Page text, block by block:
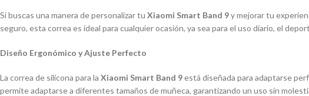
Si buscas una manera de personalizar tu Xiaomi Smart Band 9y mejorar tu
seguro, esta correa es ideal para cualquier ocasión, ya sea para el uso diario, el
Diseño Ergonómico y Ajuste Perfecto
La correa de silicona para la Xiaomi Smart Band 9está diseñada para adaptarse
permite adaptarse a diferentes tamaños de muñeca, garantizando un uso sin